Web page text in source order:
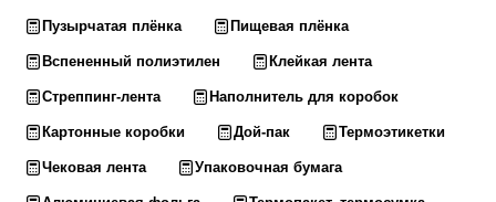
Пузырчатая плёнка Пищевая плёнка
Вспененный полиэтилен Клейкая лента
Стреппинг-лента Наполнитель для коробок
Картонные коробки Дой-пак Термоэтикетки
Чековая лента Упаковочная бумага